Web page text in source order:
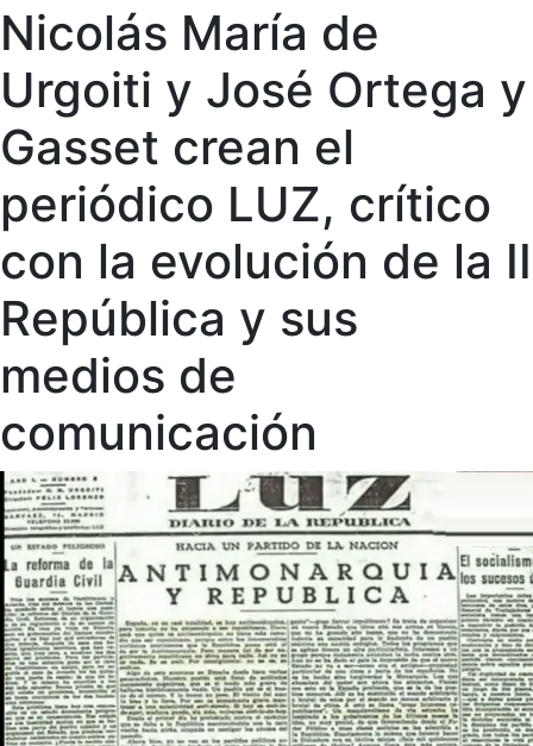
Nicolás María de
Urgoiti y José Ortega y
Gasset crean el
periódico LUZ, crítico
con la evolución de la II
República y sus
medios de
comunicación